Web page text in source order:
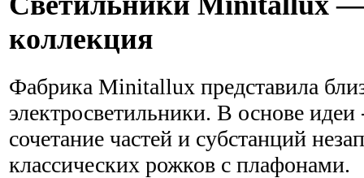
коллекция
Фабрика Minitallux представила
электросветильники. В основе идеи
сочетание частей и субстанций
классических рожков с плафонами.